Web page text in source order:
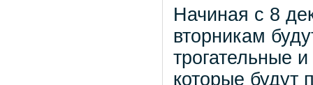
Начиная с 8
вторникам
трогательные
которые